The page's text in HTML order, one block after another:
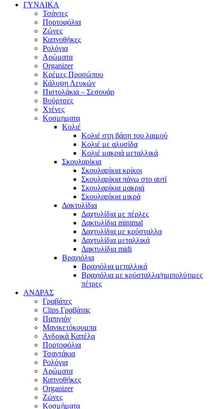
ΓΥΝΑΙΚΑ
Τσάντες
Πορτοφόλια
Ζώνες
Καπνοθήκες
Ρολόγια
Αρώματα
Organizer
Κρέμες Προσώπου
Κάλυψη Λευκών
Πιστολάκια – Σεσουάρ
Βούρτσες
Χτένες
Κοσμηματα
Κολιέ
Κολιέ στη βάση του λαιμού
Κολιέ με αλυσίδα
Κολιέ μακριά μεταλλικά
Σκουλαρίκια
Σκουλαρίκια κρίκοι
Σκουλαρίκια πάνω στο αυτί
Σκουλαρίκια μακριά
Σκουλαρίκια μικρά
Δακτυλίδια
Δαχτυλίδια με πέρλες
Δακτυλίδια minimal
Δαχτυλίδια με κρύσταλλα
Δαχτυλίδια μεταλλικά
Δακτυλίδια midi
Βραχιόλια
Βραχιόλια μεταλλικά
Βραχιόλια με κρύσταλλα/ημιπολύτιμες
πέτρες
ΑΝΔΡΑΣ
Γραβάτες
Clips Γραβάτας
Παπιγιόν
Μανικετόκουμπα
Ανδρικά Καπέλα
Πορτοφόλια
Τσαντάκια
Ρολόγια
Αρώματα
Καπνοθήκες
Organizer
Ζώνες
Κοσμήματα